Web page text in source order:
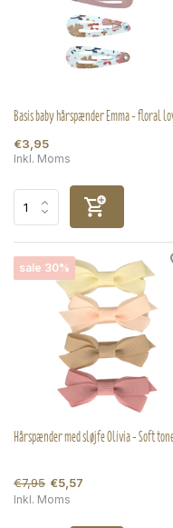
Basis baby hårspænder Emma - floral
€3,95
Inkl. Moms
sale 30%
Hårspænder med sløjfe Olivia - Soft
€7,95 €5,57
Inkl. Moms